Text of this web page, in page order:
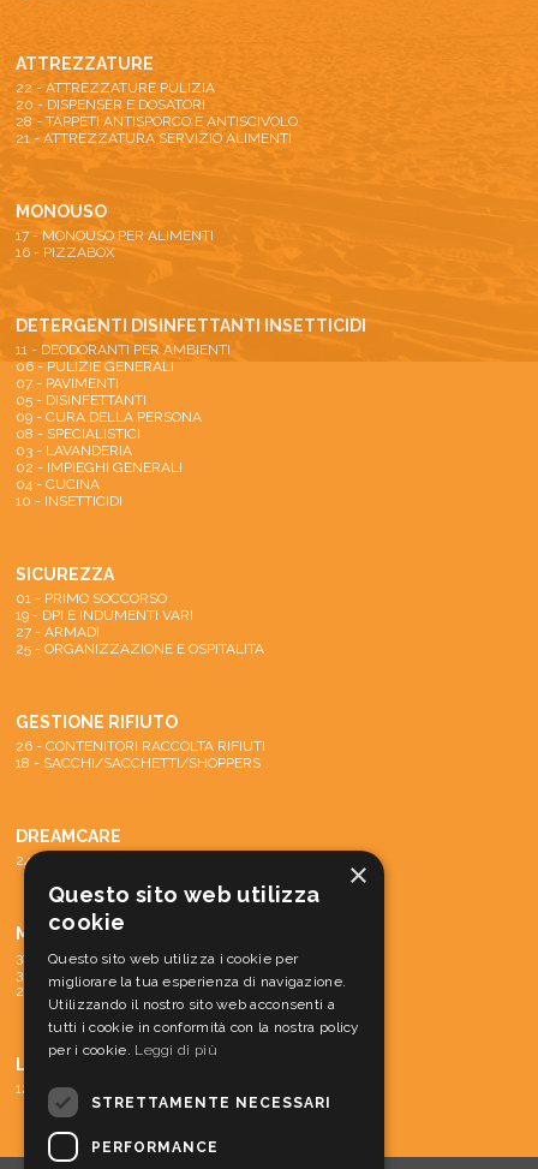
ATTREZZATURE
22 - ATTREZZATURE PULIZIA
20 - DISPENSER E DOSATORI
28 - TAPPETI ANTISPORCO E ANTISCIVOLO
21 - ATTREZZATURA SERVIZIO ALIMENTI
MONOUSO
17 - MONOUSO PER ALIMENTI
16 - PIZZABOX
DETERGENTI DISINFETTANTI INSETTICIDI
11 - DEODORANTI PER AMBIENTI
06 - PULIZIE GENERALI
07 - PAVIMENTI
05 - DISINFETTANTI
09 - CURA DELLA PERSONA
08 - SPECIALISTICI
03 - LAVANDERIA
02 - IMPIEGHI GENERALI
04 - CUCINA
10 - INSETTICIDI
SICUREZZA
01 - PRIMO SOCCORSO
19 - DPI E INDUMENTI VARI
27 - ARMADI
25 - ORGANIZZAZIONE E OSPITALITA
GESTIONE RIFIUTO
26 - CONTENITORI RACCOLTA RIFIUTI
18 - SACCHI/SACCHETTI/SHOPPERS
DREAMCARE
24 - SISTEMA DREAMCARE
MACCHINE
31 - PARTI DI RICAMBIO E ACCESSORI
30 - MATERIALE CONS. MACCH.
29 - MACCHINE
LINEA CORTESIA
12 - LINEA CORTESIA
×
Questo sito web utilizza
cookie
Questo sito web utilizza i cookie per
migliorare la tua esperienza di navigazione.
Utilizzando il nostro sito web acconsenti a
tutti i cookie in conformità con la nostra policy
per i cookie. Leggi di più
STRETTAMENTE NECESSARI
PERFORMANCE